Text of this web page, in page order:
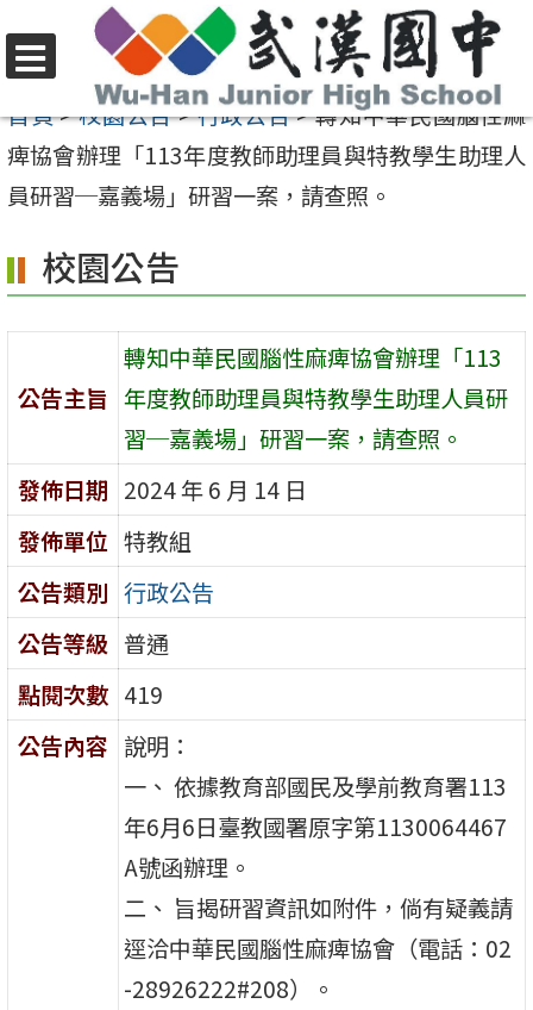
至
要
內
區
選
單
首頁>校園公告>行政公告>轉知中華民國腦性麻
痺協會辦理「113年度教師助理員與特教學生助理人
員研習─嘉義場」研習一案，請查照。
校園公告
公告主旨
轉知中華民國腦性麻痺協會辦理「113
年度教師助理員與特教學生助理人員研
習─嘉義場」研習一案，請查照。
發佈日期 2024 年 6 月 14 日
發佈單位 特教組
公告類別 行政公告
公告等級 普通
點閱次數 419
公告內容 說明：
一、 依據教育部國民及學前教育署113
年6月6日臺教國署原字第1130064467
A號函辦理。
二、 旨揭研習資訊如附件，倘有疑義請
逕洽中華民國腦性麻痺協會（電話：02
-28926222#208）。